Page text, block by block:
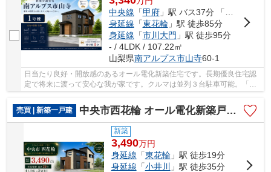
中央線 「甲府」駅 バス37分 「小笠原下仲町」 停歩9分
身延線 「東花輪 」駅 徒歩85分
身延線 「市川大門 」駅 徒歩95分
- / 4LDK / 107.22㎡
山梨県南アルプス市山寺60-1
日当たり良好・開放感のあるオール電化新築住宅です。長期優良住宅認
定で将来に渡って安心な我が家です。クルマは並列３台駐車可能。「外
売買 | 新築一戸建
中央市西花輪 オール電化新築戸建 敷地広々87坪 車3台並列
新築
3,490万円
身延線 「東花輪 」駅 徒歩19分
身延線 「小井川
」駅 徒歩35分